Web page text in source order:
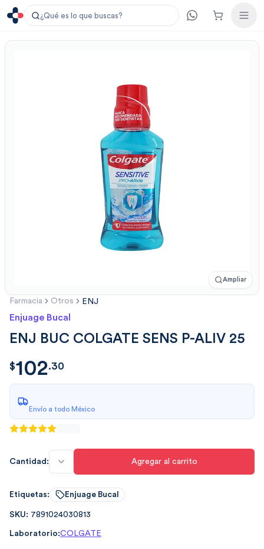
¿Qué es lo que buscas?
Ampliar
Farmacia Otros ENJ
Enjuage Bucal
ENJ BUC COLGATE SENS P-ALIV 25
$ 102.303068
$102.30
Envío a todo México
Cantidad: Agregar al carrito
Etiquetas: Enjuage Bucal
SKU: 7891024030813
Laboratorio:COLGATE